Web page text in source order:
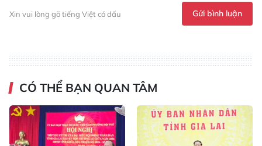
Xin vui lòng gõ tiếng Việt có dấu Gửi bình luận
CÓ THỂ BẠN QUAN TÂM